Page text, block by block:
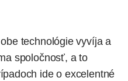
technológie vyvíja a
spoločnosť, a to
ide o excelentné